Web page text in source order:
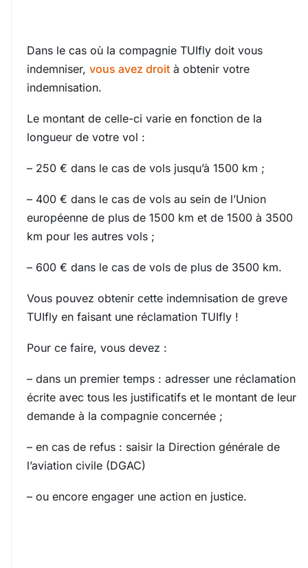
Dans le cas où la compagnie TUIfly doit vous
indemniser, vous avez droit à obtenir votre
indemnisation.
Le montant de celle-ci varie en fonction de la
longueur de votre vol :
– 250 € dans le cas de vols jusqu’à 1500 km ;
– 400 € dans le cas de vols au sein de l’Union
européenne de plus de 1500 km et de 1500 à 3500
km pour les autres vols ;
– 600 € dans le cas de vols de plus de 3500 km.
Vous pouvez obtenir cette indemnisation de greve
TUIfly en faisant une réclamation TUIfly !
Pour ce faire, vous devez :
– dans un premier temps : adresser une réclamation
écrite avec tous les justificatifs et le montant de leur
demande à la compagnie concernée ;
– en cas de refus : saisir la Direction générale de
l’aviation civile (DGAC)
– ou encore engager une action en justice.